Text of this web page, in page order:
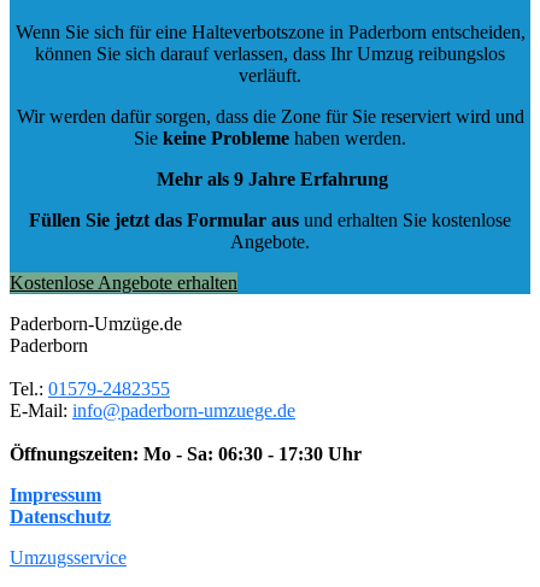
Wenn Sie sich für eine Halteverbotszone in Paderborn entscheiden,
können Sie sich darauf verlassen, dass Ihr Umzug reibungslos
verläuft.
Wir werden dafür sorgen, dass die Zone für Sie reserviert wird und
Sie keine Probleme haben werden.
Mehr als 9 Jahre Erfahrung
Füllen Sie jetzt das Formular aus und erhalten Sie kostenlose
Angebote.
Kostenlose Angebote erhalten
Paderborn-Umzüge.de
Paderborn
Tel.: 01579-2482355
E-Mail: info@paderborn-umzuege.de
Öffnungszeiten: Mo - Sa: 06:30 - 17:30 Uhr
Impressum
Datenschutz
Umzugsservice